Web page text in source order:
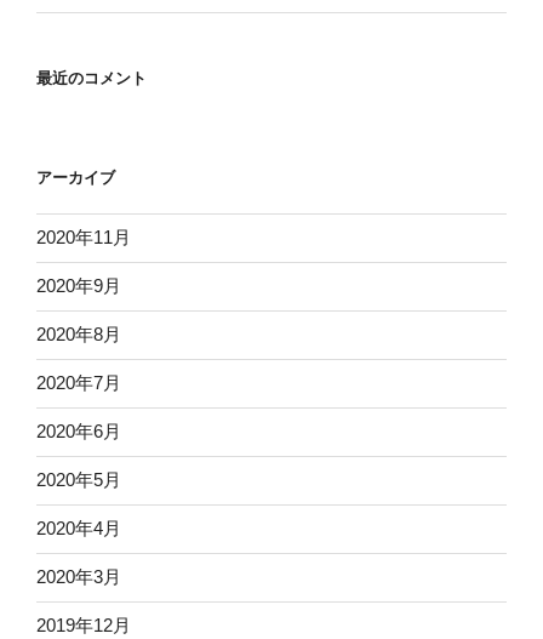
最近のコメント
アーカイブ
2020年11月
2020年9月
2020年8月
2020年7月
2020年6月
2020年5月
2020年4月
2020年3月
2019年12月